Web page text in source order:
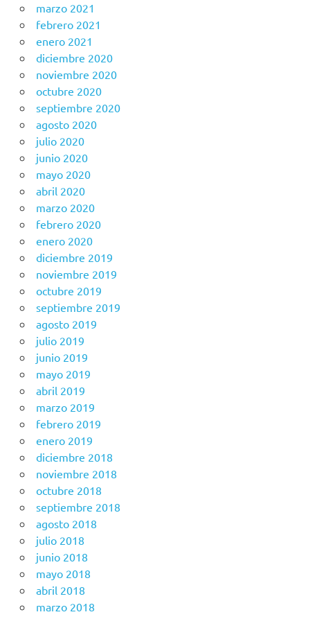
marzo 2021
febrero 2021
enero 2021
diciembre 2020
noviembre 2020
octubre 2020
septiembre 2020
agosto 2020
julio 2020
junio 2020
mayo 2020
abril 2020
marzo 2020
febrero 2020
enero 2020
diciembre 2019
noviembre 2019
octubre 2019
septiembre 2019
agosto 2019
julio 2019
junio 2019
mayo 2019
abril 2019
marzo 2019
febrero 2019
enero 2019
diciembre 2018
noviembre 2018
octubre 2018
septiembre 2018
agosto 2018
julio 2018
junio 2018
mayo 2018
abril 2018
marzo 2018